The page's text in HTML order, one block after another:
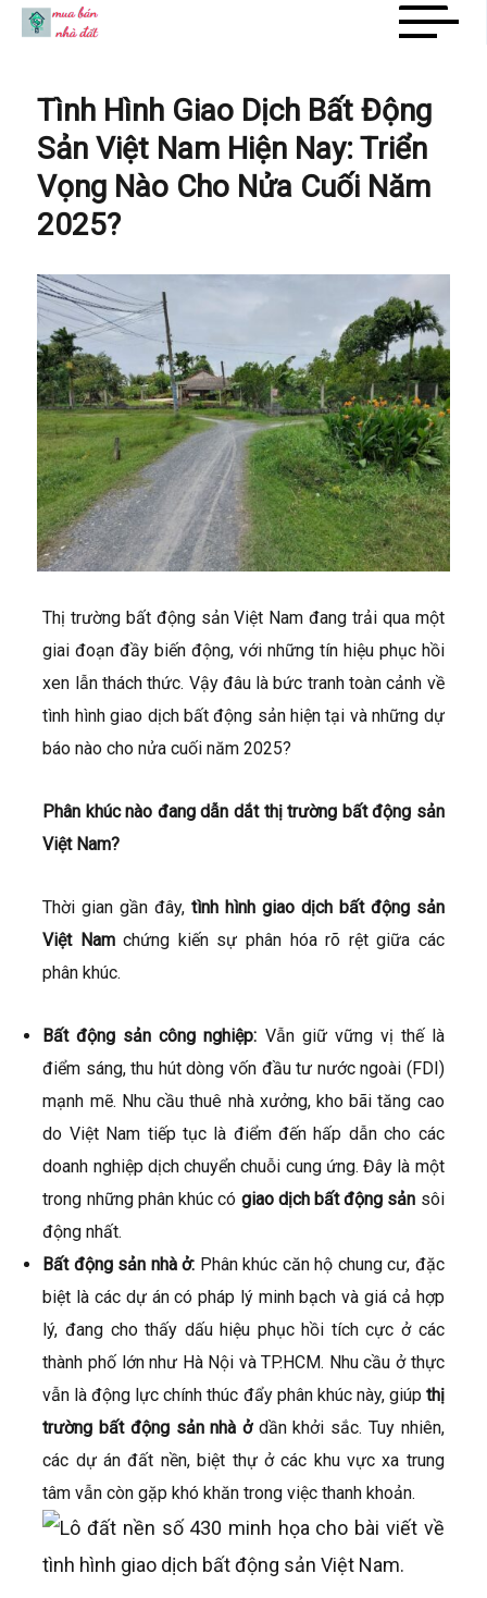
Tình Hình Giao Dịch Bất Động
Sản Việt Nam Hiện Nay: Triển
Vọng Nào Cho Nửa Cuối Năm
2025?
Thị trường bất động sản Việt Nam đang trải qua một
giai đoạn đầy biến động, với những tín hiệu phục hồi
xen lẫn thách thức. Vậy đâu là bức tranh toàn cảnh về
tình hình giao dịch bất động sản hiện tại và những dự
báo nào cho nửa cuối năm 2025?
Phân khúc nào đang dẫn dắt thị trường bất động sản
Việt Nam?
Thời gian gần đây,tình hình giao dịch bất động sản
Việt Namchứng kiến sự phân hóa rõ rệt giữa các
phân khúc.
Bất động sản công nghiệp: Vẫn giữ vững vị thế là
điểm sáng, thu hút dòng vốn đầu tư nước ngoài (FDI)
mạnh mẽ. Nhu cầu thuê nhà xưởng, kho bãi tăng cao
do Việt Nam tiếp tục là điểm đến hấp dẫn cho các
doanh nghiệp dịch chuyển chuỗi cung ứng. Đây là một
trong những phân khúc có giao dịch bất động sản sôi
động nhất.
Bất động sản nhà ở: Phân khúc căn hộ chung cư, đặc
biệt là các dự án có pháp lý minh bạch và giá cả hợp
lý, đang cho thấy dấu hiệu phục hồi tích cực ở các
thành phố lớn như Hà Nội và TP.HCM. Nhu cầu ở thực
vẫn là động lực chính thúc đẩy phân khúc này, giúp thị
trường bất động sản nhà ởdần khởi sắc. Tuy nhiên,
các dự án đất nền, biệt thự ở các khu vực xa trung
tâm vẫn còn gặp khó khăn trong việc thanh khoản.